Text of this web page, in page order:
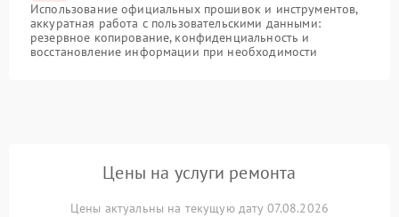
Использование официальных прошивок и инструментов,
аккуратная работа с пользовательскими данными:
резервное копирование, конфиденциальность и
восстановление информации при необходимости
Цены на услуги ремонта
Цены актуальны на текущую дату 07.08.2026